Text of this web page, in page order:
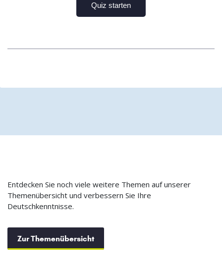
Entdecken Sie noch viele weitere Themen auf unserer
Themenübersicht und verbessern Sie Ihre
Deutschkenntnisse.
Zur Themenübersicht